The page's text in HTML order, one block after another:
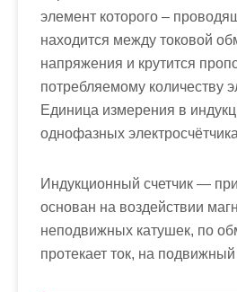
элемент которого –
находится между токовой
напряжения и крутится
потребляемому количеству
Единица измерения в
однофазных
Индукционный счетчик —
основан на воздействии
неподвижных катушек, по
протекает ток, на